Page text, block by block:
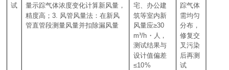
试
量示踪气体浓度变化计算新风量，
精度高；3.
风管风量法：在新风
管直管段测量风量并扣除漏风量
宅、办公建
筑等室内新
风量应≥30
m³/h ・人，
测试结果与
设计值偏差
≤10%
踪气体
需均匀
分布，
修复交
叉污染
后再测
试